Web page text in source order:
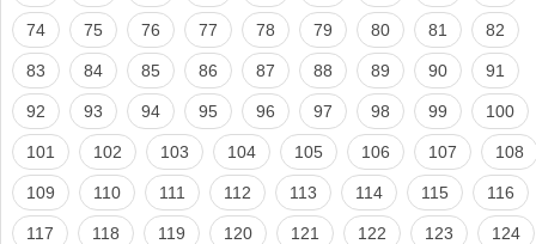
74 75 76 77 78 79 80 81 82
83 84 85 86 87 88 89 90 91
92 93 94 95 96 97 98 99 100
101 102 103 104 105 106 107 108
109 110 111 112 113 114 115 116
117 118 119 120 121 122 123 124